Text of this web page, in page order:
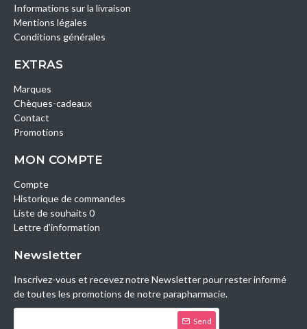
Informations sur la livraison
Mentions légales
Conditions générales
EXTRAS
Marques
Chèques-cadeaux
Contact
Promotions
MON COMPTE
Compte
Historique de commandes
Liste de souhaits 0
Lettre d’information
Newsletter
Inscrivez-vous et recevez notre Newsletter pour rester informé
de toutes les promotions de notre parapharmacie.
Send